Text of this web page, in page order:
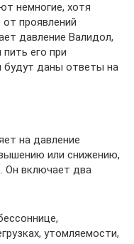
немногие, хотя
проявлений
давление Валидол,
его при
будут даны ответы на
на давление
или снижению,
Он включает два
утомляемости,